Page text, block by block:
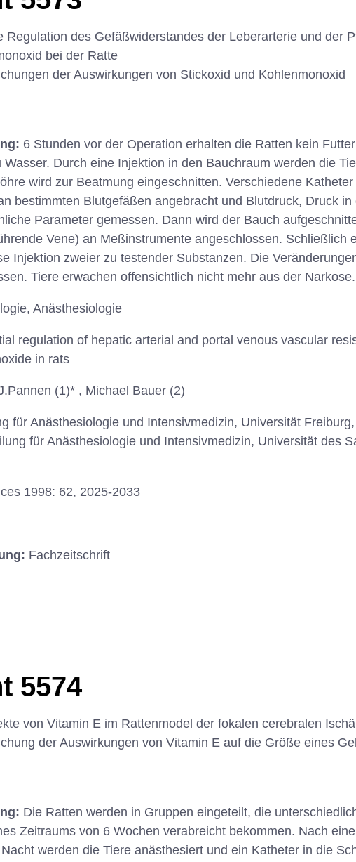
Regulation des Gefäßwiderstandes der Leberarterie und der
bei der Ratte
der Auswirkungen von Stickoxid und Kohlenmonoxid
6 Stunden vor der Operation erhalten die Ratten kein
Durch eine Injektion in den Bauchraum werden die
wird zur Beatmung eingeschnitten. Verschiedene Katheter
bestimmten Blutgefäßen angebracht und Blutdruck, Druck in
Parameter gemessen. Dann wird der Bauch
Vene) an Meßinstrumente angeschlossen. Schließlich
Injektion zweier zu testender Substanzen. Die
Tiere erwachen offensichtlich nicht mehr aus der Narkose.
Anästhesiologie
regulation of hepatic arterial and portal venous vascular
in rats
(1)* , Michael Bauer (2)
für Anästhesiologie und Intensivmedizin, Universität
für Anästhesiologie und Intensivmedizin, Universität des
1998: 62, 2025-2033
Fachzeitschrift
5574
von Vitamin E im Rattenmodel der fokalen cerebralen
der Auswirkungen von Vitamin E auf die Größe eines
Die Ratten werden in Gruppen eingeteilt, die
Zeitraums von 6 Wochen verabreicht bekommen. Nach
werden die Tiere anästhesiert und ein Katheter in die